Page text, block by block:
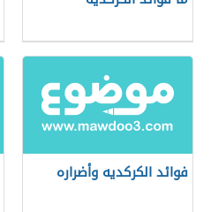
فوائد الكركديه وأضراره